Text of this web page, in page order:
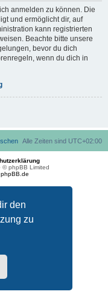
den
zu
anmelden zu können. Die
und ermöglicht dir, auf
kann registrierten
Beachte bitte unsere
bevor du dich
wenn du dich in
Alle Zeiten sind UTC+02:00
© phpBB Limited
phpBB.de